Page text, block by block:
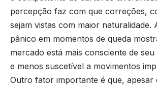
percepção faz com que correções,
sejam vistas com maior naturalidade.
pânico em momentos de queda
mercado está mais consciente de
e menos suscetível a movimentos
Outro fator importante é que, apesar